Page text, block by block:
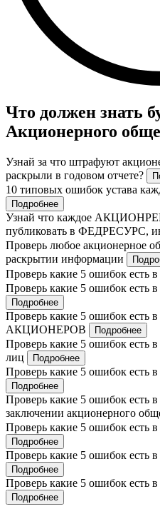
Что должен знать
Акционерного
Узнай за что штрафуют
раскрыли в годовом отчете?
10 типовых ошибок устава
Подробнее
Узнай что каждое
публиковать в ФЕДРЕСУРС,
Проверь любое акционерное
раскрытии информации
Проверь какие 5 ошибок есть
Проверь какие 5 ошибок есть
Подробнее
Проверь какие 5 ошибок есть
АКЦИОНЕРОВ
Подробнее
Проверь какие 5 ошибок есть
лиц
Подробнее
Проверь какие 5 ошибок есть
Подробнее
Проверь какие 5 ошибок есть
заключении акционерного
Проверь какие 5 ошибок есть
Подробнее
Проверь какие 5 ошибок есть
Подробнее
Проверь какие 5 ошибок есть
Подробнее